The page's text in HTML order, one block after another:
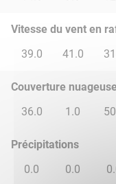
Vitesse du vent en
39.0
41.0
Couverture
36.0
1.0
Précipitations
0.0
0.0